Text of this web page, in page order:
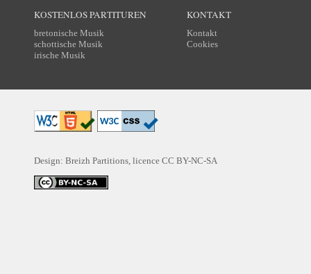
KOSTENLOS PARTITUREN
bretonische Musik
schottische Musik
irische Musik
KONTAKT
Kontakt
Cookies
Design: Breizh Partitions, licence CC BY-NC-SA